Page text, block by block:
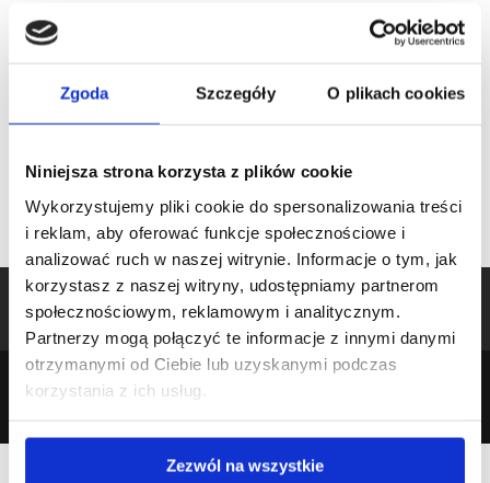
Zgoda Szczegóły O plikach cookies
Niniejsza strona korzysta z plików cookie
Wykorzystujemy pliki cookie do spersonalizowania treści
i reklam, aby oferować funkcje społecznościowe i
analizować ruch w naszej witrynie. Informacje o tym, jak
korzystasz z naszej witryny, udostępniamy partnerom
społecznościowym, reklamowym i analitycznym.
Partnerzy mogą połączyć te informacje z innymi danymi
otrzymanymi od Ciebie lub uzyskanymi podczas
korzystania z ich usług.
Zezwól na wszystkie
Talenty kontrastowe: dlaczego kłócimy się, choć
Jak talenty Gallupa budują w nas wewnętrzne napięcie
Raport Gallupa w szufladzie
Home Sklep Moje konto
Regulamin
Polityka prywatności
Kontakt